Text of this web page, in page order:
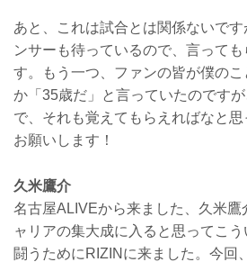
あと、これは試合とは関係ないで
ンサーも待っているので、言って
す。もう一つ、ファンの皆が僕の
か「35歳だ」と言っていたのです
で、それも覚えてもらえればなと思
お願いします！
久米鷹介
名古屋ALIVEから来ました、久米鷹
ャリアの集大成に入ると思ってこ
闘うためにRIZINに来ました。今回